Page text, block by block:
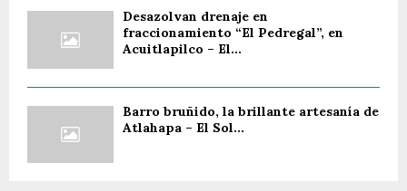
Desazolvan drenaje en
fraccionamiento “El Pedregal”, en
Acuitlapilco – El...
Barro bruñido, la brillante artesanía de
Atlahapa – El Sol...